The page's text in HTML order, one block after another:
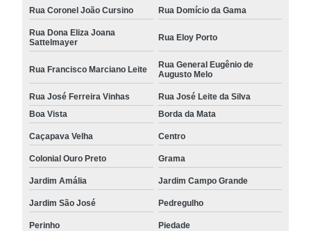
Rua Coronel João Cursino Rua Domício da Gama
Rua Dona Eliza Joana
Sattelmayer
Rua Eloy Porto
Rua Francisco Marciano Leite
Rua General Eugênio de
Augusto Melo
Rua José Ferreira Vinhas
Rua José Leite da Silva
Boa Vista
Borda da Mata
Caçapava Velha Centro
Colonial Ouro Preto Grama
Jardim Amália Jardim Campo Grande
Jardim São José Pedregulho
Perinho Piedade